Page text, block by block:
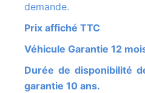
demande.
Prix affiché TTC
Véhicule Garantie 12
Durée de disponibilité des pièces détachées:
garantie 10 ans.